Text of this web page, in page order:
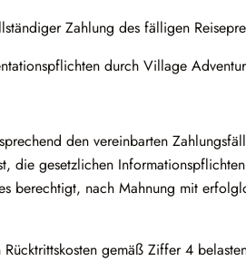
Zahlung des fälligen
durch Village
den vereinbarten
die gesetzlichen
berechtigt, nach Mahnung mit
gemäß Ziffer 4